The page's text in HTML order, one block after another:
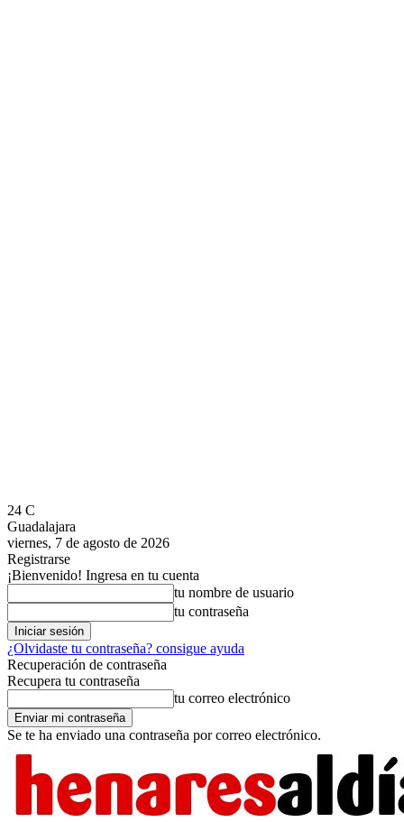
24 C
Guadalajara
viernes, 7 de agosto de 2026
Registrarse
¡Bienvenido! Ingresa en tu cuenta
tu nombre de usuario
tu contraseña
¿Olvidaste tu contraseña? consigue ayuda
Recuperación de contraseña
Recupera tu contraseña
tu correo electrónico
Se te ha enviado una contraseña por correo electrónico.